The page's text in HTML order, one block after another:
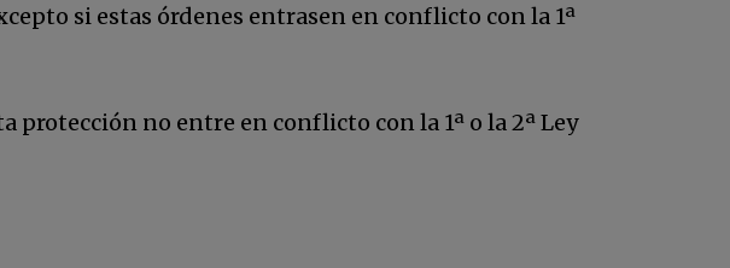
si estas órdenes entrasen en conflicto con la 1ª
protección no entre en conflicto con la 1ª o la 2ª Ley